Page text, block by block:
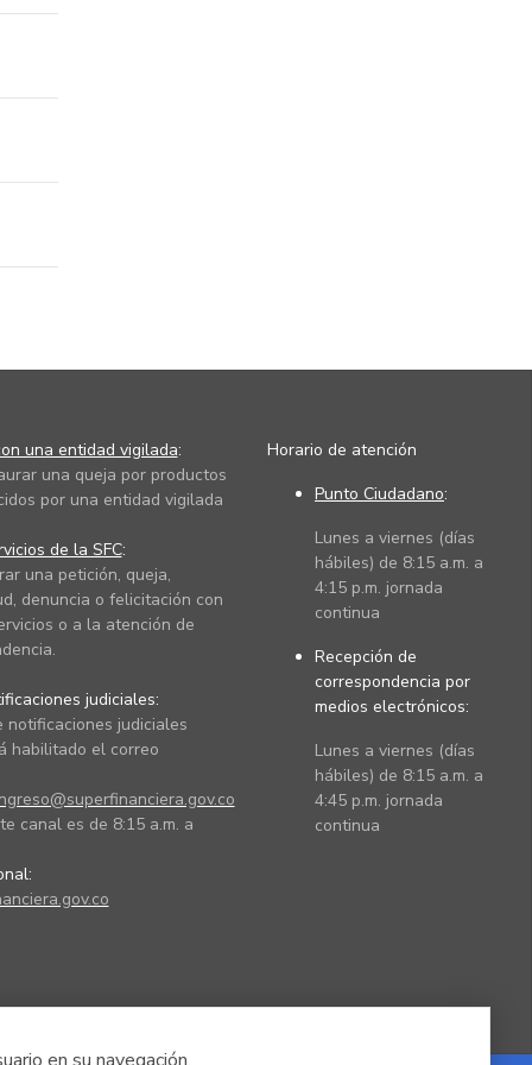
una entidad vigilada:
una queja por productos
por una entidad vigilada
de la SFC:
una petición, queja,
denuncia o felicitación con
o a la atención de
judiciales:
notificaciones judiciales
habilitado el correo
canal es de 8:15 a.m. a
Horario de atención
Punto Ciudadano:
Lunes a viernes (días
hábiles) de 8:15 a.m. a
4:15 p.m. jornada
continua
Recepción de
correspondencia por
medios electrónicos:
Lunes a viernes (días
hábiles) de 8:15 a.m. a
4:45 p.m. jornada
continua